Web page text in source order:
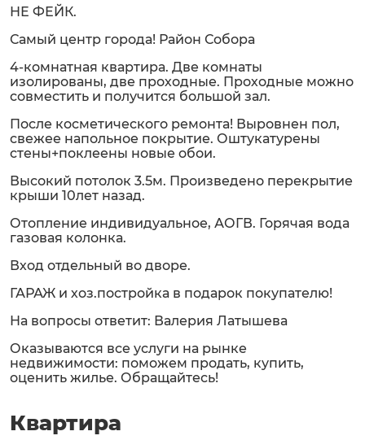
НЕ ФЕЙК.
Самый центр города! Район Собора
4-комнатная квартира. Две комнаты
изолированы, две проходные. Проходные можно
совместить и получится большой зал.
После косметического ремонта! Выровнен пол,
свежее напольное покрытие. Оштукатурены
стены+поклеены новые обои.
Высокий потолок 3.5м. Произведено перекрытие
крыши 10лет назад.
Отопление индивидуальное, АОГВ. Горячая вода
газовая колонка.
Вход отдельный во дворе.
ГАРАЖ и хоз.постройка в подарок покупателю!
На вопросы ответит: Валерия Латышева
Оказываются все услуги на рынке
недвижимости: поможем продать, купить,
оценить жилье. Обращайтесь!
Квартира